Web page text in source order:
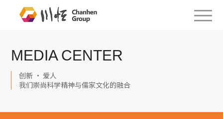
MEDIA CENTER
创新 · 爱人
我们崇尚科学精神与儒家文化的融合